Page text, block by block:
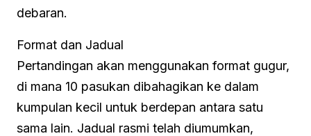
debaran.
Format dan Jadual
Pertandingan akan menggunakan format gugur,
di mana 10 pasukan dibahagikan ke dalam
kumpulan kecil untuk berdepan antara satu
sama lain. Jadual rasmi telah diumumkan,